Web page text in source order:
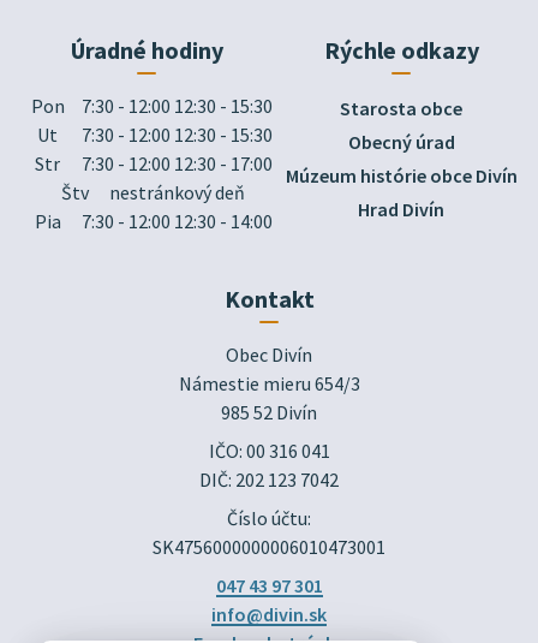
Úradné hodiny
Pon
7:30 - 12:00 12:30 - 15:30
Ut
7:30 - 12:00 12:30 - 15:30
Str
7:30 - 12:00 12:30 - 17:00
Štv
nestránkový deň
Pia
7:30 - 12:00 12:30 - 14:00
Rýchle odkazy
Starosta obce
Obecný úrad
Múzeum histórie obce Divín
Hrad Divín
Kontakt
Obec Divín
Námestie mieru 654/3
985 52 Divín
IČO: 00 316 041
DIČ: 202 123 7042
Číslo účtu:
SK4756000000006010473001
047 43 97 301
info@divin.sk